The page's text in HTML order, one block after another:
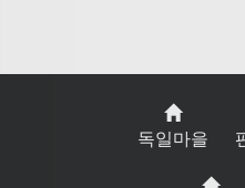
독일마을